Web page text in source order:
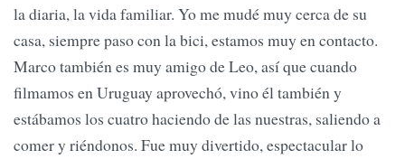
la diaria, la vida familiar. Yo me mudé muy cerca de su
casa, siempre paso con la bici, estamos muy en contacto.
Marco también es muy amigo de Leo, así que cuando
filmamos en Uruguay aprovechó, vino él también y
estábamos los cuatro haciendo de las nuestras, saliendo a
comer y riéndonos. Fue muy divertido, espectacular lo